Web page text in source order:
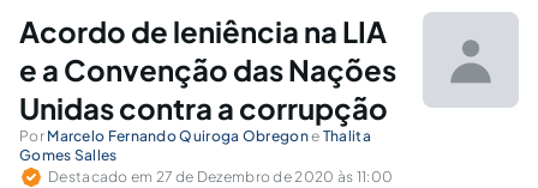
Acordo de leniência na LIA
e a Convenção das Nações
Unidas contra a corrupção
Por Marcelo Fernando Quiroga Obregone Thalita
Gomes Salles
Destacado em 27 de Dezembro de 2020 às 11:00